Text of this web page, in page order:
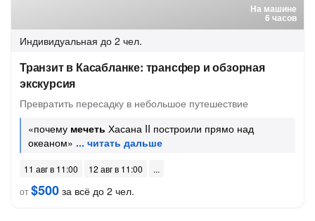
На машине
6 часов
Индивидуальная до 2 чел.
Транзит в Касабланке: трансфер и обзорная
экскурсия
Превратить пересадку в небольшое путешествие
«почему мечеть Хасана II построили прямо над
океаном»
11 авг в 11:00
12 авг в 11:00
от$500 за всё до 2 чел.